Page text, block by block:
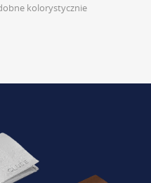
kolorystycznie